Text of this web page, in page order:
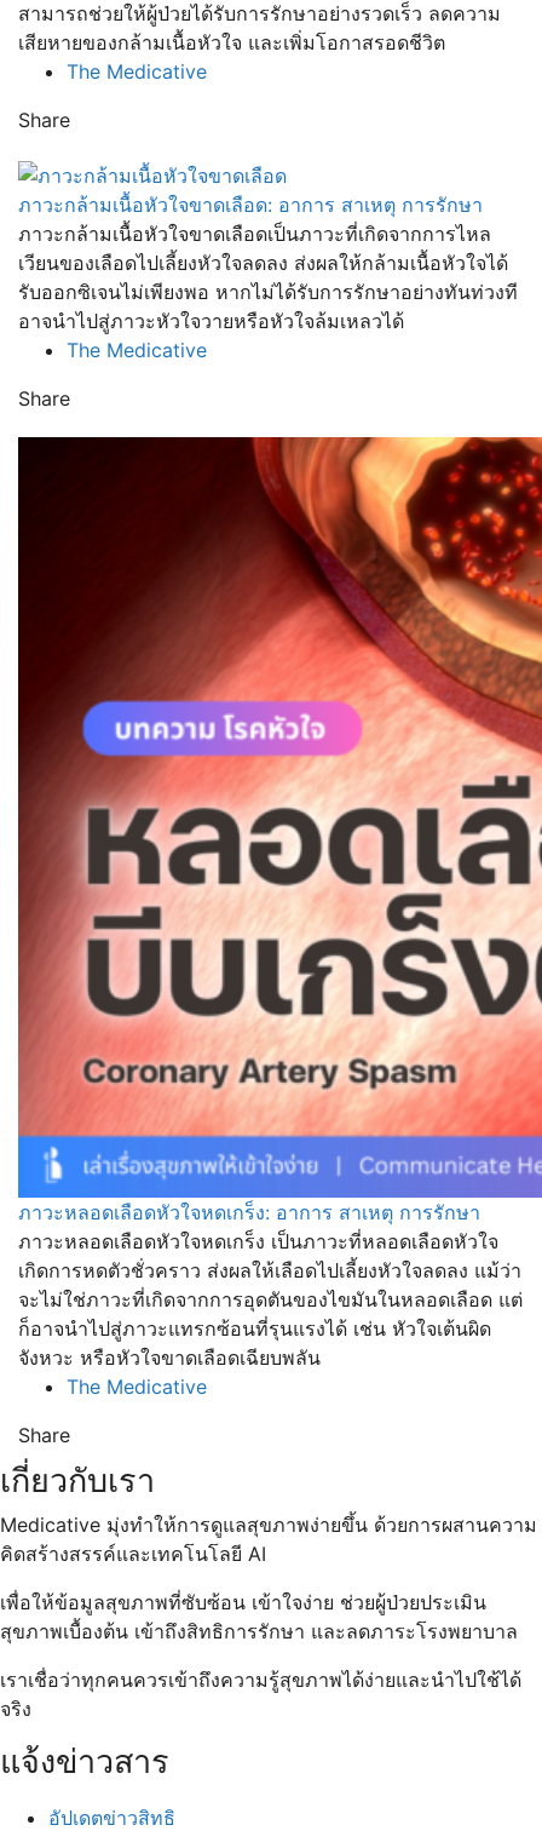
สามารถช่วยให้ผู้ป่วยได้รับการรักษาอย่างรวดเร็ว ลดความ
เสียหายของกล้ามเนื้อหัวใจ และเพิ่มโอกาสรอดชีวิต
The Medicative
Share
ภาวะกล้ามเนื้อหัวใจขาดเลือด: อาการ สาเหตุ การรักษา
ภาวะกล้ามเนื้อหัวใจขาดเลือดเป็นภาวะที่เกิดจากการไหล
เวียนของเลือดไปเลี้ยงหัวใจลดลง ส่งผลให้กล้ามเนื้อหัวใจได้
รับออกซิเจนไม่เพียงพอ หากไม่ได้รับการรักษาอย่างทันท่วงที
อาจนำไปสู่ภาวะหัวใจวายหรือหัวใจล้มเหลวได้
The Medicative
Share
ภาวะหลอดเลือดหัวใจหดเกร็ง: อาการ สาเหตุ การรักษา
ภาวะหลอดเลือดหัวใจหดเกร็ง เป็นภาวะที่หลอดเลือดหัวใจ
เกิดการหดตัวชั่วคราว ส่งผลให้เลือดไปเลี้ยงหัวใจลดลง แม้ว่า
จะไม่ใช่ภาวะที่เกิดจากการอุดตันของไขมันในหลอดเลือด แต่
ก็อาจนำไปสู่ภาวะแทรกซ้อนที่รุนแรงได้ เช่น หัวใจเต้นผิด
จังหวะ หรือหัวใจขาดเลือดเฉียบพลัน
The Medicative
Share
เกี่ยวกับเรา
Medicative มุ่งทำให้การดูแลสุขภาพง่ายขึ้น ด้วยการผสานความ
คิดสร้างสรรค์และเทคโนโลยี AI
เพื่อให้ข้อมูลสุขภาพที่ซับซ้อน เข้าใจง่าย ช่วยผู้ป่วยประเมิน
สุขภาพเบื้องต้น เข้าถึงสิทธิการรักษา และลดภาระโรงพยาบาล
เราเชื่อว่าทุกคนควรเข้าถึงความรู้สุขภาพได้ง่ายและนำไปใช้ได้
จริง
แจ้งข่าวสาร
อัปเดตข่าวสิทธิ